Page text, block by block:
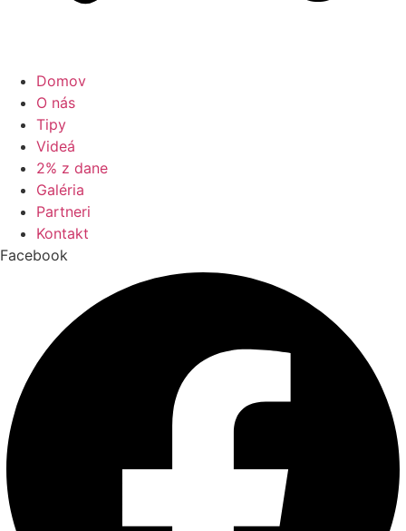
Domov
O nás
Tipy
Videá
2% z dane
Galéria
Partneri
Kontakt
Facebook